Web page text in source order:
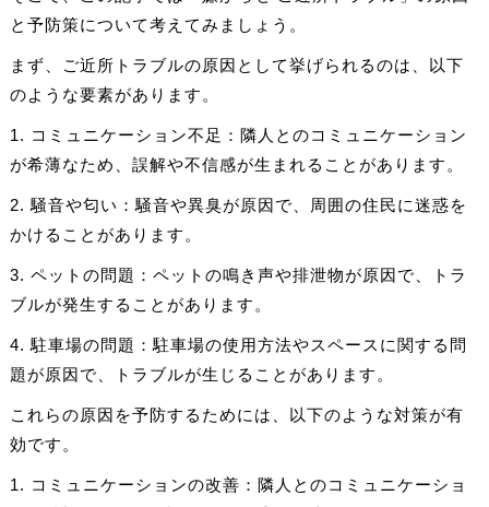
と予防策について考えてみましょう。
まず、ご近所トラブルの原因として挙げられるのは、以下
のような要素があります。
1. コミュニケーション不足：隣人とのコミュニケーション
が希薄なため、誤解や不信感が生まれることがあります。
2. 騒音や匂い：騒音や異臭が原因で、周囲の住民に迷惑を
かけることがあります。
3. ペットの問題：ペットの鳴き声や排泄物が原因で、トラ
ブルが発生することがあります。
4. 駐車場の問題：駐車場の使用方法やスペースに関する問
題が原因で、トラブルが生じることがあります。
これらの原因を予防するためには、以下のような対策が有
効です。
1. コミュニケーションの改善：隣人とのコミュニケーショ